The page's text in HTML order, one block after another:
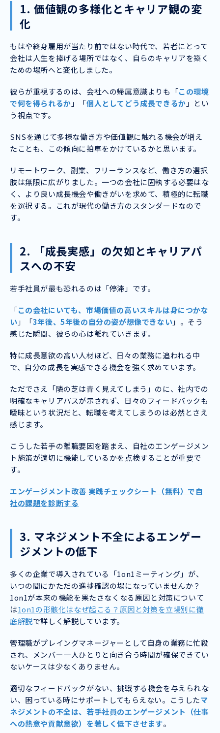
1. 価値観の多様化とキャリア観の変
化
もはや終身雇用が当たり前ではない時代で、若者にとって
会社は人生を捧げる場所ではなく、自らのキャリアを築く
ための場所へと変化しました。
彼らが重視するのは、会社への帰属意識よりも「この環境
で何を得られるか 」「個人としてどう成長できるか 」とい
う視点です。
SNSを通じて多様な働き方や価値観に触れる機会が増え
たことも、この傾向に拍車をかけているかと思います。
リモートワーク、副業、フリーランスなど、働き方の選択
肢は無限に広がりました。一つの会社に固執する必要はな
く、より良い成長機会や働きがいを求めて、積極的に転職
を選択する。これが現代の働き方のスタンダードなので
す。
2. 「成長実感」の欠如とキャリアパ
スへの不安
若手社員が最も恐れるのは「停滞」です。
「この会社にいても、市場価値の高いスキルは身につかな
い 」「3年後、5年後の自分の姿が想像できない」。そう
感じた瞬間、彼らの心は離れていきます。
特に成長意欲の高い人材ほど、日々の業務に追われる中
で、自分の成長を実感できる機会を強く求めています。
ただでさえ「隣の芝は青く見えてしまう」のに、社内での
明確なキャリアパスが示されず、日々のフィードバックも
曖昧という状況だと、転職を考えてしまうのは必然とさえ
感じます。
こうした若手の離職要因を踏まえ、自社のエンゲージメン
ト施策が適切に機能しているかを点検することが重要で
す。
エンゲージメント改善 実践チェックシート（無料）で自
社の課題を診断する
3. マネジメント不全によるエンゲー
ジメントの低下
多くの企業で導入されている「1on1ミーティング」が、
いつの間にかただの進捗確認の場になっていませんか？
1on1が本来の機能を果たさなくなる原因と対策について
は1on1の形骸化はなぜ起こる？原因と対策を立場別に徹
底解説で詳しく解説しています。
管理職がプレイングマネージャーとして自身の業務に忙殺
され、メンバー一人ひとりと向き合う時間が確保できてい
ないケースは少なくありません。
適切なフィードバックがない、挑戦する機会を与えられな
い、困っている時にサポートしてもらえない。こうしたマ
ネジメントの不全は、若手社員のエンゲージメント（仕事
への熱意や貢献意欲）を著しく低下させます。